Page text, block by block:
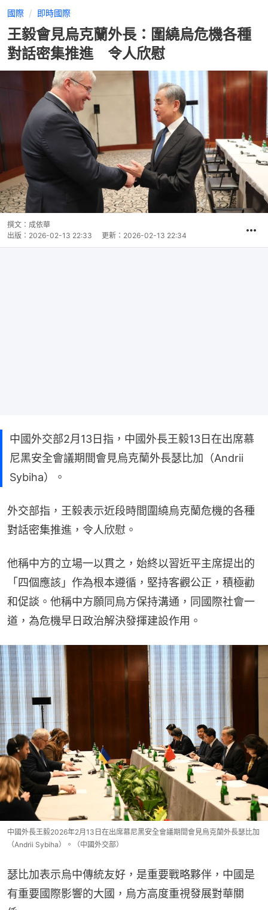
國際 即時國際
王毅會見烏克蘭外長：圍繞烏危機各種
對話密集推進 令人欣慰
撰文： 成依華
出版： 2026-02-13 22:33 更新： 2026-02-13 22:34
中國外交部2月13日指，中國外長王毅13日在出席慕
尼黑安全會議期間會見烏克蘭外長瑟比加（Andrii
Sybiha）。
外交部指，王毅表示近段時間圍繞烏克蘭危機的各種
對話密集推進，令人欣慰。
他稱中方的立場一以貫之，始終以習近平主席提出的
「四個應該」作為根本遵循，堅持客觀公正，積極勸
和促談。他稱中方願同烏方保持溝通，同國際社會一
道，為危機早日政治解決發揮建設作用。
中國外長王毅2026年2月13日在出席慕尼黑安全會議期間會見烏克蘭外長瑟比加
（Andrii Sybiha）。（中國外交部）
瑟比加表示烏中傳統友好，是重要戰略夥伴，中國是
有重要國際影響的大國，烏方高度重視發展對華關